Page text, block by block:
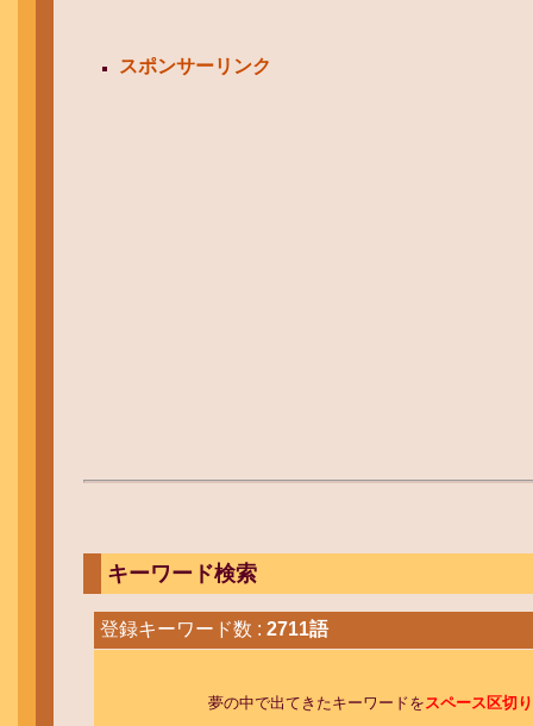
スポンサーリンク
キーワード検索
登録キーワード数 : 2711語
夢の中で出てきたキーワードをスペース区切り